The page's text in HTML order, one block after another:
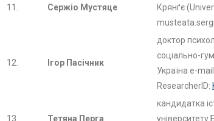
11. Сержіо Мустяце
Крянґє
12. Ігор Пасічник
доктор
соціально-
Україна e-
ResearcherID:
13. Тетяна Перга
кандидатка